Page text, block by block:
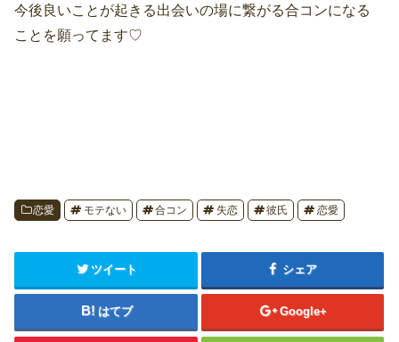
今後良いことが起きる出会いの場に繋がる合コンになる
ことを願ってます♡
恋愛 モテない 合コン 失恋 彼氏 恋愛
ツイート シェア
はてブ Google+